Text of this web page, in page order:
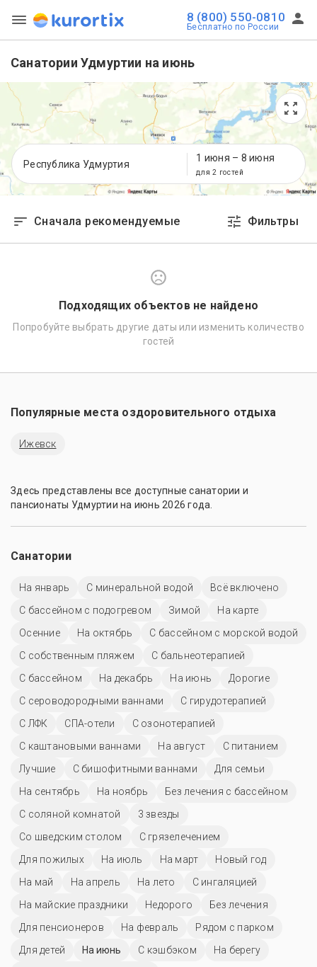
8 (800) 550-0810
Бесплатно по России
Санатории Удмуртии на июнь
Республика Удмуртия
1 июня – 8 июня
для 2 гостей
Сначала рекомендуемые Фильтры
Подходящих объектов не найдено
Попробуйте выбрать другие даты или изменить количество
гостей
Популярные места оздоровительного отдыха
Ижевск
Здесь представлены все доступные санатории и
пансионаты Удмуртии на июнь 2026 года.
Санатории
На январь С минеральной водой
Всё включено
С бассейном с подогревом
Зимой
На карте
Осенние
На октябрь
С бассейном с морской водой
С собственным пляжем
С бальнеотерапией
C бассейном
На декабрь На июнь
Дорогие
С сероводородными ваннами
С гирудотерапией
С ЛФК
СПА-отели
С озонотерапией
С каштановыми ваннами
На август
С питанием
Лучшие
С бишофитными ваннами
Для семьи
На сентябрь
На ноябрь
Без лечения с бассейном
С соляной комнатой
3 звезды
Со шведским столом
С грязелечением
Для пожилых
На июль На март
Новый год
На май
На апрель На лето
С ингаляцией
На майские праздники
Недорого
Без лечения
Для пенсионеров
На февраль
Рядом с парком
Для детей
На июнь С кэшбэком
На берегу